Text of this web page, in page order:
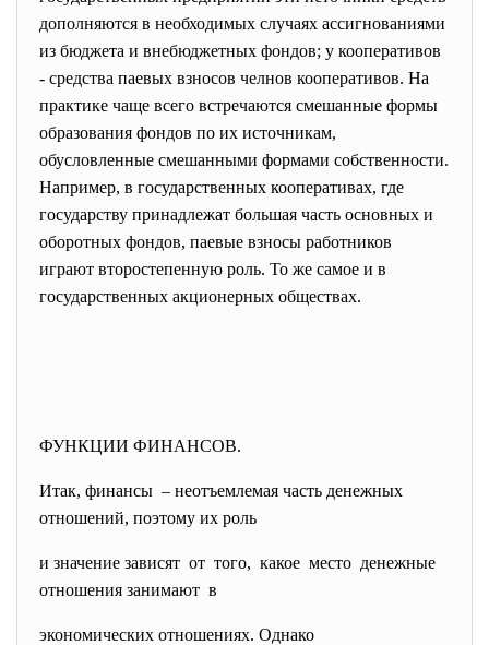
дополняются в необходимых случаях ассигнованиями
из бюджета и внебюджетных фондов; у кооперативов
- средства паевых взносов челнов кооперативов. На
практике чаще всего встречаются смешанные формы
образования фондов по их источникам,
обусловленные смешанными формами собственности.
Например, в государственных кооперативах, где
государству принадлежат большая часть основных и
оборотных фондов, паевые взносы работников
играют второстепенную роль. То же самое и в
государственных акционерных обществах.
ФУНКЦИИ ФИНАНСОВ.
Итак, финансы – неотъемлемая часть денежных
отношений, поэтому их роль
и значение зависят от того, какое место денежные
отношения занимают в
экономических отношениях. Однако